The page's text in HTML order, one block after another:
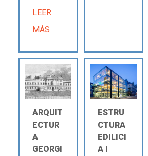
LEER
MÁS
ARQUIT
ECTUR
A
GEORGI
ESTRU
CTURA
EDILICI
A Ι